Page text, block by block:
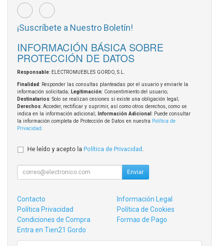
¡Suscríbete a Nuestro Boletín!
INFORMACIÓN BÁSICA SOBRE
PROTECCIÓN DE DATOS
Responsable: ELECTROMUEBLES GORDO, S.L.
Finalidad: Responder las consultas planteadas por el usuario y enviarle la
información solicitada; Legitimación: Consentimiento del usuario;
Destinatarios: Solo se realizan cesiones si existe una obligación legal;
Derechos: Acceder, rectificar y suprimir, así como otros derechos, como se
indica en la información adicional;
Información Adicional : Puede consultar
la información completa de Protección de Datos en nuestra Política de
Privacidad
He leído y acepto la Política de Privacidad
Enviar
Contacto
Información Legal
Política Privacidad
Política de Cookies
Condiciones de Compra
Formas de Pago
Entra en Tien21 Gordo